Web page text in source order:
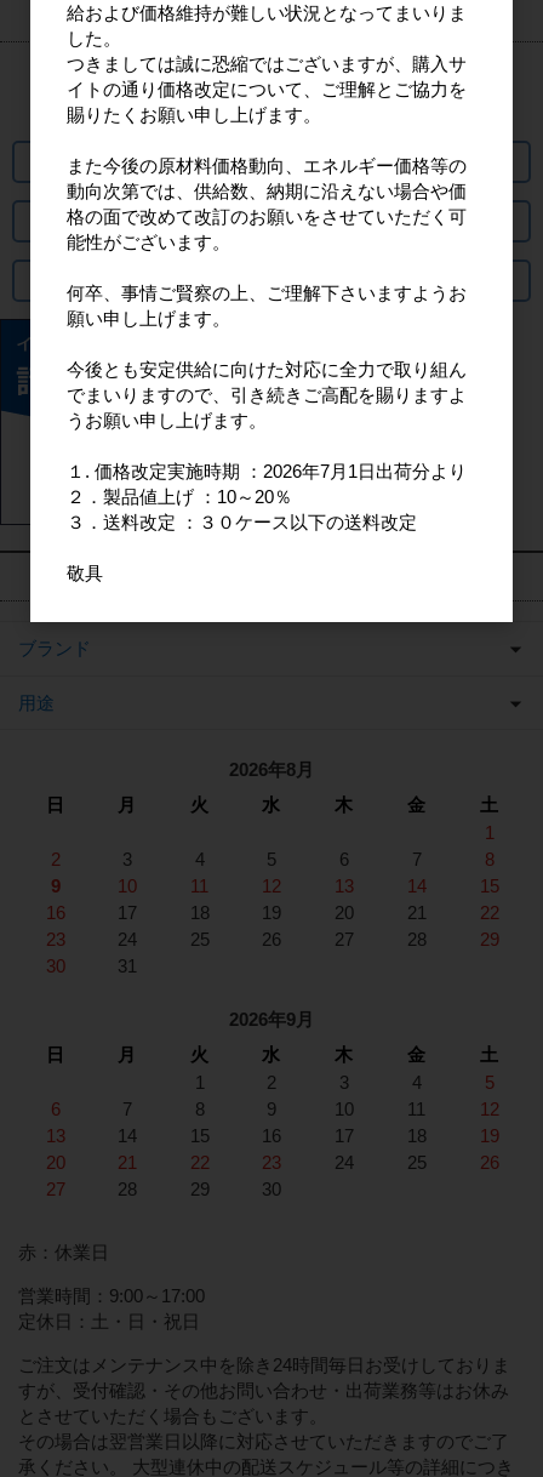
カート情報
カートは空です
パスワード再発行
出荷までの日数について
よくあるご質問
カテゴリ
ブランド
用途
2026年8月
日
月 火 水 木 金
土
1
2
3 4 5 6 7
8
9
10 11 12 13 14
15
16
17 18 19 20 21
22
23
24 25 26 27 28
29
30
31
2026年9月
日
月 火 水 木 金
土
1
2 3 4
5
6
7 8 9 10 11
12
13
14 15 16 17 18
19
20
21 22 23 24 25
26
27
28 29 30
赤：休業日
営業時間：9:00～17:00
定休日：土・日・祝日
ご注文はメンテナンス中を除き24時間毎日お受けしておりま
すが、受付確認・その他お問い合わせ・出荷業務等はお休み
とさせていただく場合もございます。
その場合は翌営業日以降に対応させていただきますのでご了
承ください。 大型連休中の配送スケジュール等の詳細につき
給および価格維持が難しい状況となってまいりま
した。
つきましては誠に恐縮ではございますが、購入サ
イトの通り価格改定について、ご理解とご協力を
賜りたくお願い申し上げます。
また今後の原材料価格動向、エネルギー価格等の
動向次第では、供給数、納期に沿えない場合や価
格の面で改めて改訂のお願いをさせていただく可
能性がございます。
何卒、事情ご賢察の上、ご理解下さいますようお
願い申し上げます。
今後とも安定供給に向けた対応に全力で取り組ん
でまいりますので、引き続きご高配を賜りますよ
うお願い申し上げます。
１. 価格改定実施時期 ：2026年7月1日出荷分より
２．製品値上げ ：10～20％
３．送料改定 ：３０ケース以下の送料改定
敬具